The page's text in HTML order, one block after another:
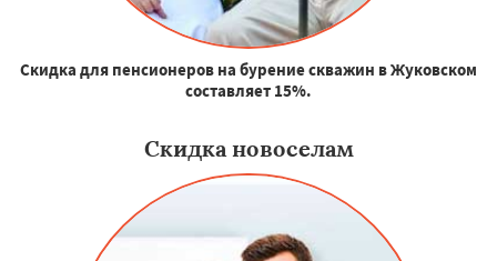
Скидка для пенсионеров на бурение скважин в Жуковском
составляет 15%.
Скидка новоселам